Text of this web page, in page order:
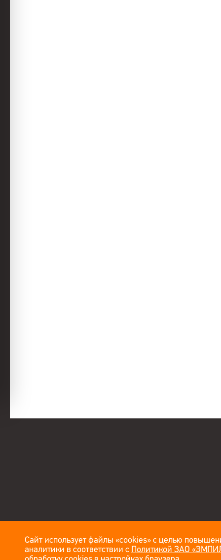
Сайт использует файлы «cookies» с целью
аналитики в соответствии с Политикой ЗАО